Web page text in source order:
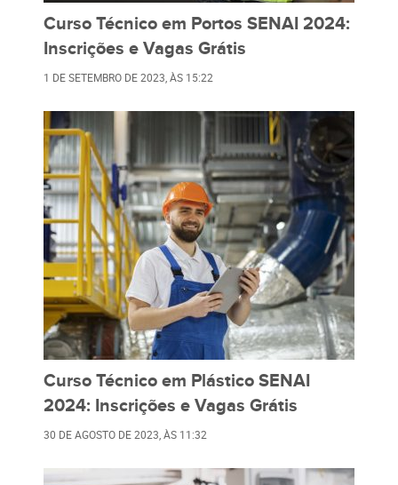
Curso Técnico em Portos SENAI 2024:
Inscrições e Vagas Grátis
1 DE SETEMBRO DE 2023, ÀS 15:22
Curso Técnico em Plástico SENAI
2024: Inscrições e Vagas Grátis
30 DE AGOSTO DE 2023, ÀS 11:32